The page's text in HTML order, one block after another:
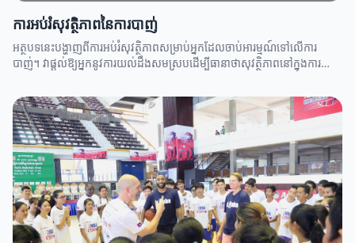
ការអប់រំសុវត្ថិភាពនៃការបាញ់
អត្ថបទនេះបង្ហាញពីការអប់រំសុវត្ថិភាពសម្រាប់អ្នកដែលចាប់អារម្មណ៍ទៅលើការ
បាញ់។ វាផ្តល់ឱ្យអ្នកនូវការយល់ដឹងសមស្របដើម្បីធានាថាសុវត្ថិភាពនៅក្នុងការប្រើ